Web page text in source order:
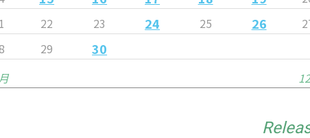
22 23 24 25 26
29 30